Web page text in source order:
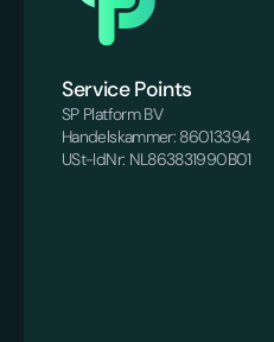
Service Points
SP Platform BV
Handelskammer: 86013394
USt-IdNr: NL863831990B01